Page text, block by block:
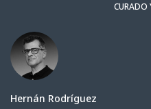
CURADO
Hernán Rodríguez